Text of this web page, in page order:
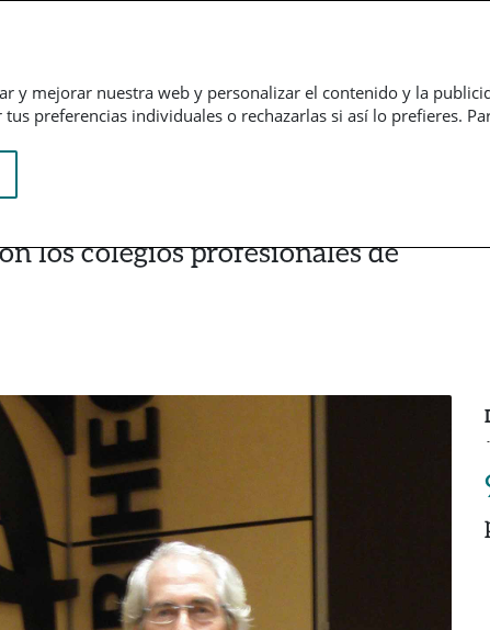
los colegios profesionales de
y mejorar nuestra web y personalizar el contenido y la
preferencias individuales o rechazarlas si así lo prefieres.